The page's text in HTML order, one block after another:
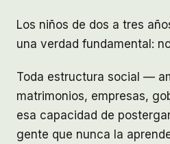
Los niños de dos a tres
una verdad fundamental:
Toda estructura social —
matrimonios, empresas,
esa capacidad de
gente que nunca la